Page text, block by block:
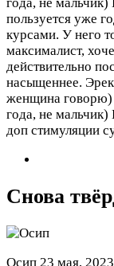
пользуется уже
курсами. У него
максималист,
действительно
насыщеннее.
женщина говорю)
года, не
доп стимуляции
Снова
Осип 23 мая,